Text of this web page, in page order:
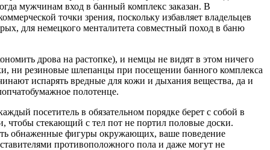
мужчинам вход в банный комплекс заказан. В
точки зрения, поскольку избавляет владельцев
для немецкого менталитета совместный поход в баню
дрова на растопке), и немцы не видят в этом ничего
ни резиновые шлепанцы при посещении банного комплекса
испарять вредные для кожи и дыхания вещества, да и
полотенце.
посетитель в обязательном порядке берет с собой в
чтобы стекающий с тел пот не портил половые доски.
обнаженные фигуры окружающих, ваше поведение
противоположного пола и даже могут не